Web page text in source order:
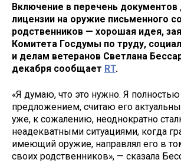
Включение в перечень документов
лицензии на оружие письменного
родственников — хорошая идея,
Комитета Госдумы по труду,
и делам ветеранов Светлана
декабря сообщает RT.
«Я думаю, что это нужно. Я полностью
предложением, считаю его
уже, к сожалению, неоднократно
неадекватными ситуациями, когда
имеющий оружие, направлял его в
своих родственников», — сказала